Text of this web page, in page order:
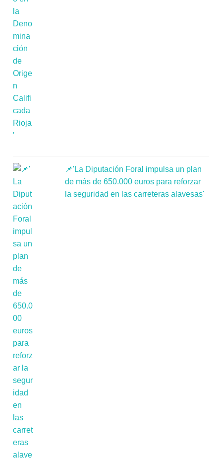
📌'La Diputación Foral impulsa un plan
de más de 650.000 euros para reforzar
la seguridad en las carreteras alavesas'